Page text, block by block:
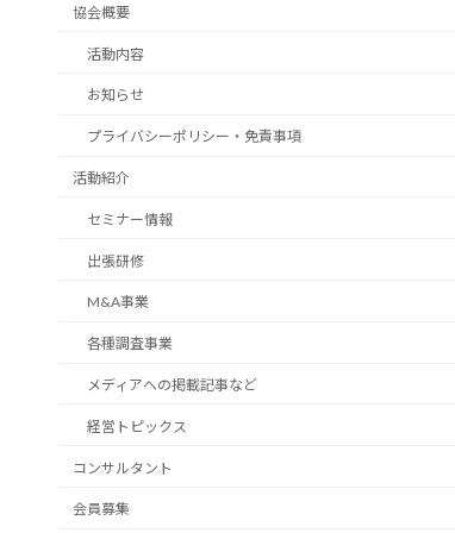
協会概要
活動内容
お知らせ
プライバシーポリシー・免責事項
活動紹介
セミナー情報
出張研修
M&A事業
各種調査事業
メディアへの掲載記事など
経営トピックス
コンサルタント
会員募集